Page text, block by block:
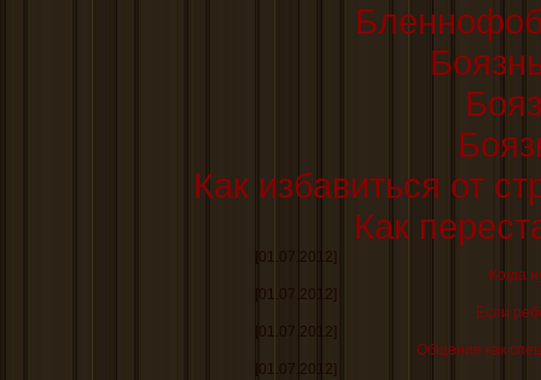
Как избавиться от
Как
[01.07.2012]
Когда
[01.07.2012]
Если
[01.07.2012]
Общение как
[01.07.2012]